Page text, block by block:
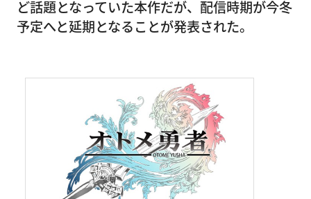
ど話題となっていた本作だが、配信時期が今冬
予定へと延期となることが発表された。